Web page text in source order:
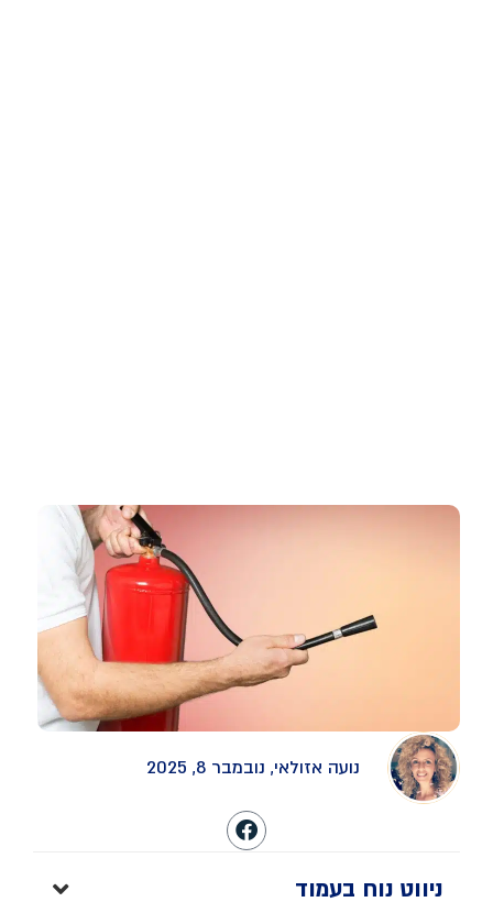
נועה אזולאי, נובמבר 8, 2025
ניווט נוח בעמוד